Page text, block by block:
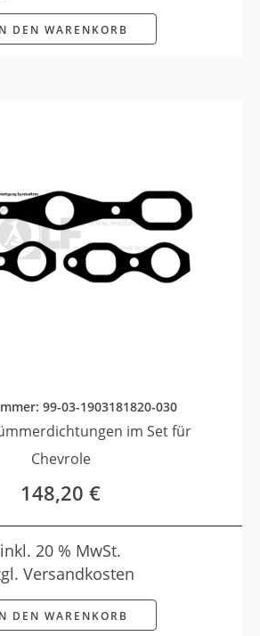
DEN WARENKORB
99-03-1903181820-030
im Set für
Chevrole
148,20 €
inkl. 20 % MwSt.
Versandkosten
DEN WARENKORB